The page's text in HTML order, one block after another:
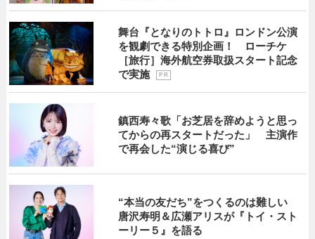
舞台『となりのトトロ』ロンドン公演
を観劇できる特別企画！ ローチケ
［旅行］海外航空券取扱スタート記念
で実施
P R
鎮西寿々歌「お芝居を辞めようと思っ
てからの再スタートだった」 主演作
で再会した“演じる喜び”
“本当の友だち”をつくるのは難しい
唐沢寿明＆広瀬アリスが『トイ・スト
ーリー５』を語る